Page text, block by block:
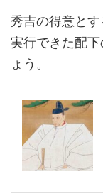
秀吉の得意と
実行できた配
ょう。